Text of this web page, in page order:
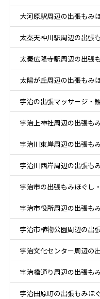
大河原駅周辺の出張もみ
太秦天神川駅周辺の出張
換え後ケア
太秦広隆寺駅周辺の出張
ケア
太陽が丘周辺の出張もみ
宇治の出張マッサージ・
宇治上神社周辺の出張も
ア
宇治川東岸周辺の出張も
息ケア
宇治川西岸周辺の出張も
帰宅ケア
宇治市の出張もみほぐし
宇治市役所周辺の出張も
宇治市植物公園周辺の出
後ケア
宇治文化センター周辺の
り時間ケア
宇治橋通り周辺の出張も
ケア
宇治田原町の出張もみほ